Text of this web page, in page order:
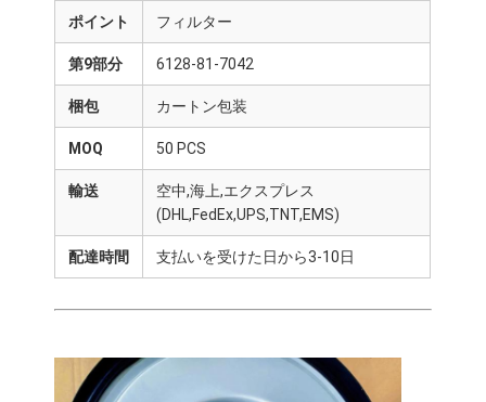
ポイント フィルター
第9部分 6128-81-7042
梱包 カートン包装
MOQ 50 PCS
輸送
空中,海上,エクスプレス
(DHL,FedEx,UPS,TNT,EMS)
配達時間 支払いを受けた日から3-10日